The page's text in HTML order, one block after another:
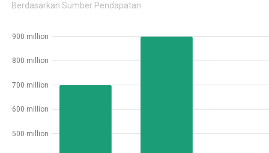
Berdasarkan Sumber Pendapatan
500 million
600 million
700 million
800 million
900 million